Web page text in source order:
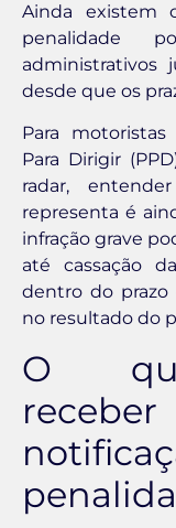
Ainda existem
penalidade
administrativos
desde que os
Para
Para Dirigir
radar,
representa é
infração grave
até cassação
dentro do prazo
no resultado do
O